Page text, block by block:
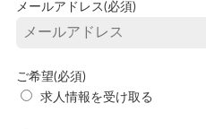
メールアドレス(必須)
ご希望(必須)
求人情報を受け取る